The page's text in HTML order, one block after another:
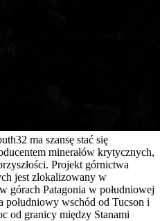
ma szansę stać się
minerałów krytycznych,
Projekt górnictwa
jest zlokalizowany w
górach Patagonia w południowej
wschód od Tucson i
od granicy między Stanami